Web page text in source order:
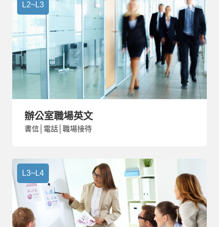
L2~L3
辦公室職場英文
書信│電話│職場接待
L3~L4